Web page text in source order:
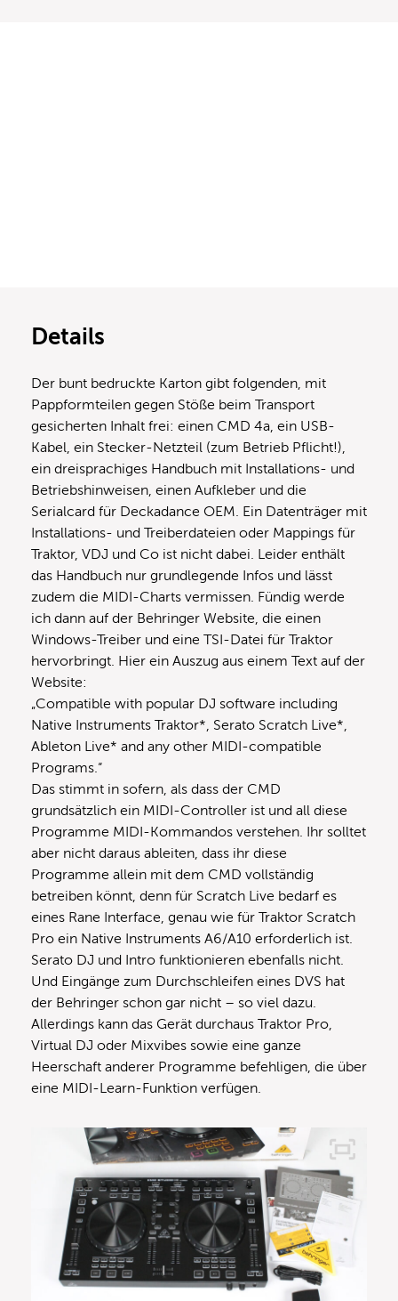
Details
Der bunt bedruckte Karton gibt folgenden, mit
Pappformteilen gegen Stöße beim Transport
gesicherten Inhalt frei: einen CMD 4a, ein USB-
Kabel, ein Stecker-Netzteil (zum Betrieb Pflicht!),
ein dreisprachiges Handbuch mit Installations- und
Betriebshinweisen, einen Aufkleber und die
Serialcard für Deckadance OEM. Ein Datenträger mit
Installations- und Treiberdateien oder Mappings für
Traktor, VDJ und Co ist nicht dabei. Leider enthält
das Handbuch nur grundlegende Infos und lässt
zudem die MIDI-Charts vermissen. Fündig werde
ich dann auf der Behringer Website, die einen
Windows-Treiber und eine TSI-Datei für Traktor
hervorbringt. Hier ein Auszug aus einem Text auf der
Website:
„Compatible with popular DJ software including
Native Instruments Traktor*, Serato Scratch Live*,
Ableton Live* and any other MIDI-compatible
Programs.“
Das stimmt in sofern, als dass der CMD
grundsätzlich ein MIDI-Controller ist und all diese
Programme MIDI-Kommandos verstehen. Ihr solltet
aber nicht daraus ableiten, dass ihr diese
Programme allein mit dem CMD vollständig
betreiben könnt, denn für Scratch Live bedarf es
eines Rane Interface, genau wie für Traktor Scratch
Pro ein Native Instruments A6/A10 erforderlich ist.
Serato DJ und Intro funktionieren ebenfalls nicht.
Und Eingänge zum Durchschleifen eines DVS hat
der Behringer schon gar nicht – so viel dazu.
Allerdings kann das Gerät durchaus Traktor Pro,
Virtual DJ oder Mixvibes sowie eine ganze
Heerschaft anderer Programme befehligen, die über
eine MIDI-Learn-Funktion verfügen.